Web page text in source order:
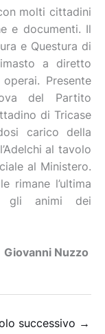
molti cittadini
e documenti. Il
e Questura di
a diretto
Presente
del Partito
di Tricase
carico della
al tavolo
al Ministero.
rimane l’ultima
gli animi dei
Giovanni Nuzzo
successivo →